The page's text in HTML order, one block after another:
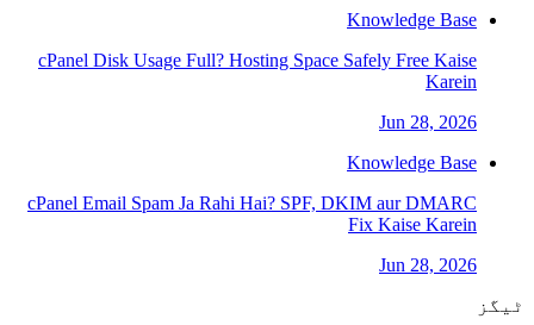
Knowledge Base
cPanel Disk Usage Full? Hosting Space Safely Free Kaise
Karein
Jun 28, 2026
Knowledge Base
cPanel Email Spam Ja Rahi Hai? SPF, DKIM aur DMARC
Fix Kaise Karein
Jun 28, 2026
ٹیگز